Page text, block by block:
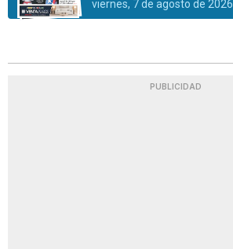
viernes, 7 de agosto de 2026
PUBLICIDAD